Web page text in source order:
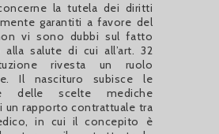
la tutela dei diritti
garantiti a favore del
vi sono dubbi sul fatto
salute di cui all’art. 32
rivesta un ruolo
Il nascituro subisce le
delle scelte mediche
un rapporto contrattuale tra
in cui il concepito è